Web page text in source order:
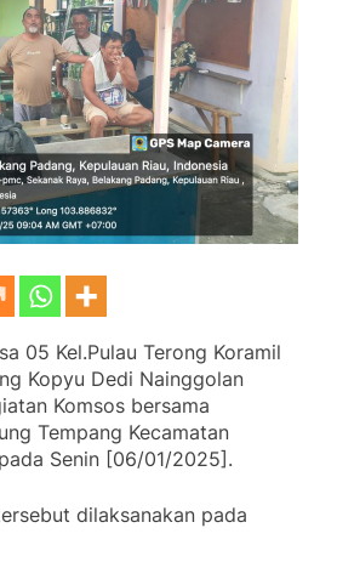
05 Kel.Pulau Terong Koramil
Kopyu Dedi Nainggolan
Komsos bersama
Tempang Kecamatan
Senin [06/01/2025].
dilaksanakan pada